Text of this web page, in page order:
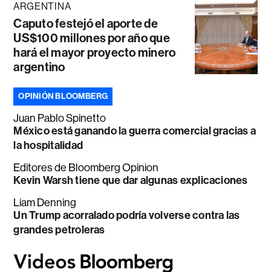
ARGENTINA
Caputo festejó el aporte de
US$100 millones por año que
hará el mayor proyecto minero
argentino
OPINIÓN BLOOMBERG
Juan Pablo Spinetto
México está ganando la guerra comercial gracias a
la hospitalidad
Editores de Bloomberg Opinion
Kevin Warsh tiene que dar algunas explicaciones
Liam Denning
Un Trump acorralado podría volverse contra las
grandes petroleras